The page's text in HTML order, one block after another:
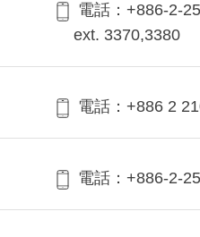
電話：+886-2-
ext. 3370,3380
電話：+886 2
電話：+886-2-